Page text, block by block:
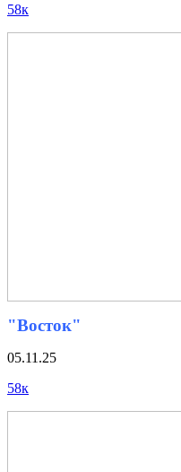
58к
"Восток"
05.11.25
58к